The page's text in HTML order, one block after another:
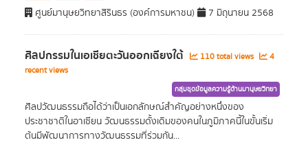
ศูนย์มานุษยวิทยาสิรินธร (องค์การมหาชน) 7 มิถุนายน 2568
ศิลปกรรมในเอเชียตะวันออกเฉียงใต้ 110 total views
4
recent views
กลุ่มชุดข้อมูลความรู้ด้านมานุษยวิทยา
ศิลปวัฒนธรรมถือได้ว่าเป็นเอกลักษณ์สำคัญอย่างหนึ่งของ
ประชาชาติในอาเซียน วัฒนธรรมดั้งเดิมของคนในภูมิภาคนี้ในขั้นเริ่ม
ต้นมีพัฒนาการทางวัฒนธรรมที่ร่วมกัน...